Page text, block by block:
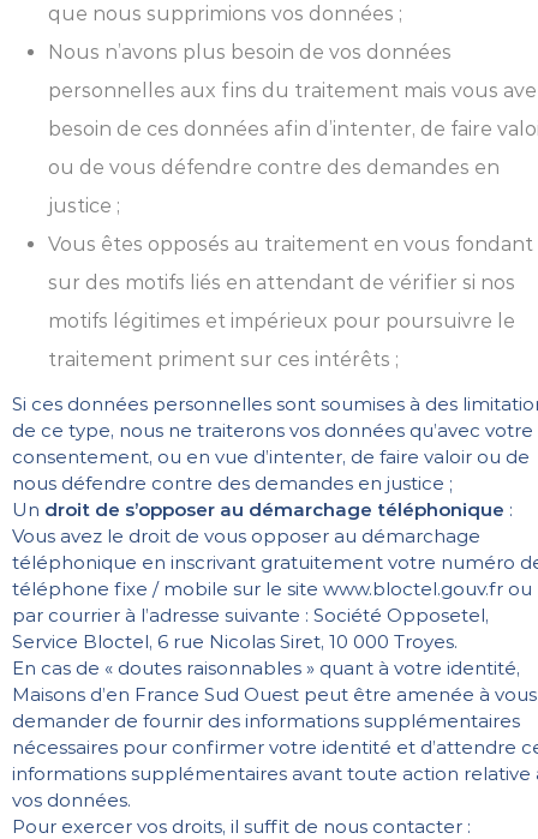
que nous supprimions vos données ;
Nous n’avons plus besoin de vos données
personnelles aux fins du traitement mais vous
besoin de ces données afin d’intenter, de faire
ou de vous défendre contre des demandes en
justice ;
Vous êtes opposés au traitement en vous fondant
sur des motifs liés en attendant de vérifier si nos
motifs légitimes et impérieux pour poursuivre le
traitement priment sur ces intérêts ;
Si ces données personnelles sont soumises à des
de ce type, nous ne traiterons vos données qu’avec votre
consentement, ou en vue d’intenter, de faire valoir ou de
nous défendre contre des demandes en justice ;
Un droit de s’opposer au démarchage téléphonique :
Vous avez le droit de vous opposer au démarchage
téléphonique en inscrivant gratuitement votre numéro
téléphone fixe / mobile sur le site www.bloctel.gouv.fr ou
par courrier à l’adresse suivante : Société Opposetel,
Service Bloctel, 6 rue Nicolas Siret, 10 000 Troyes.
En cas de « doutes raisonnables » quant à votre identité,
Maisons d’en France Sud Ouest peut être amenée à vous
demander de fournir des informations supplémentaires
nécessaires pour confirmer votre identité et d’attendre
informations supplémentaires avant toute action relative
vos données.
Pour exercer vos droits, il suffit de nous contacter :